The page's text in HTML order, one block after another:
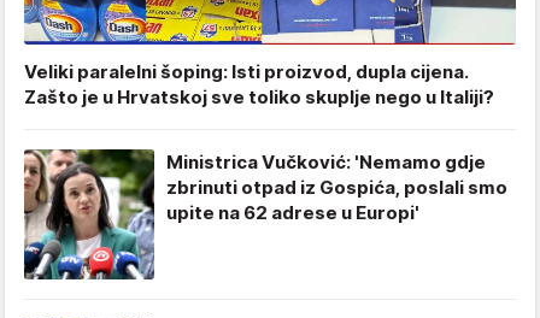
Veliki paralelni šoping: Isti proizvod, dupla cijena.
Zašto je u Hrvatskoj sve toliko skuplje nego u Italiji?
Ministrica Vučković: 'Nemamo gdje
zbrinuti otpad iz Gospića, poslali smo
upite na 62 adrese u Europi'